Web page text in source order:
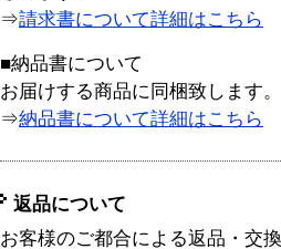
⇒請求書について詳細はこちら
■納品書について
お届けする商品に同梱致します。
⇒納品書について詳細はこちら
返品について
お客様のご都合による返品・交